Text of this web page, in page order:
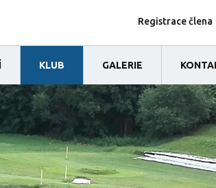
Registrace člena
KLUB GALERIE